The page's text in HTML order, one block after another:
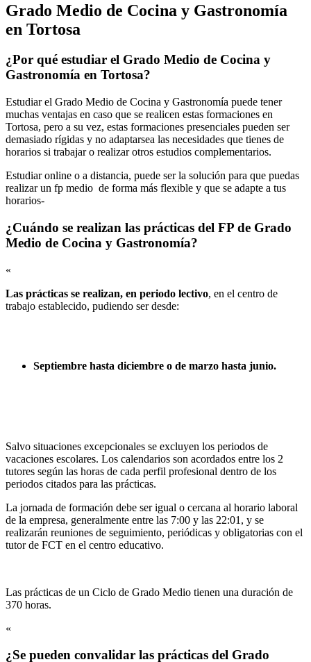
Grado Medio de Cocina y Gastronomía
en Tortosa
¿Por qué estudiar el Grado Medio de Cocina y
Gastronomía en Tortosa?
Estudiar el Grado Medio de Cocina y Gastronomía puede tener
muchas ventajas en caso que se realicen estas formaciones en
Tortosa, pero a su vez, estas formaciones presenciales pueden ser
demasiado rígidas y no adaptarsea las necesidades que tienes de
horarios si trabajar o realizar otros estudios complementarios.
Estudiar online o a distancia, puede ser la solución para que puedas
realizar un fp medio de forma más flexible y que se adapte a tus
horarios-
¿Cuándo se realizan las prácticas del FP de Grado
Medio de Cocina y Gastronomía?
«
Las prácticas se realizan, en periodo lectivo, en el centro de
trabajo establecido, pudiendo ser desde:
Septiembre hasta diciembre o de marzo hasta junio.
Salvo situaciones excepcionales se excluyen los periodos de
vacaciones escolares. Los calendarios son acordados entre los 2
tutores según las horas de cada perfil profesional dentro de los
periodos citados para las prácticas.
La jornada de formación debe ser igual o cercana al horario laboral
de la empresa, generalmente entre las 7:00 y las 22:01, y se
realizarán reuniones de seguimiento, periódicas y obligatorias con el
tutor de FCT en el centro educativo.
Las prácticas de un Ciclo de Grado Medio tienen una duración de
370 horas.
«
¿Se pueden convalidar las prácticas del Grado